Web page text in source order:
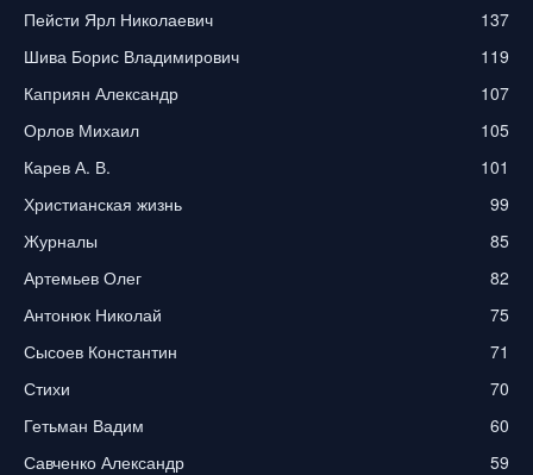
Пейсти Ярл Николаевич
137
Шива Борис Владимирович
119
Каприян Александр
107
Орлов Михаил
105
Карев А. В.
101
Христианская жизнь
99
Журналы
85
Артемьев Олег
82
Антонюк Николай
75
Сысоев Константин
71
Стихи
70
Гетьман Вадим
60
Савченко Александр
59